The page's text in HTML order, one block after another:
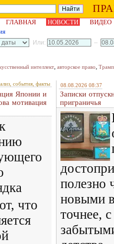
ГЛАВНАЯ НОВОСТИ
ВИДЕО
Или: –
интеллект, авторское право, Трамп
события, факты
Японии и
мотивация
что
08.08.2026 08:37
Записки
приграничья
полезно
новыми
точнее,